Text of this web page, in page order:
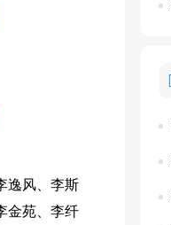
逸风、李斯
金苑、李纤